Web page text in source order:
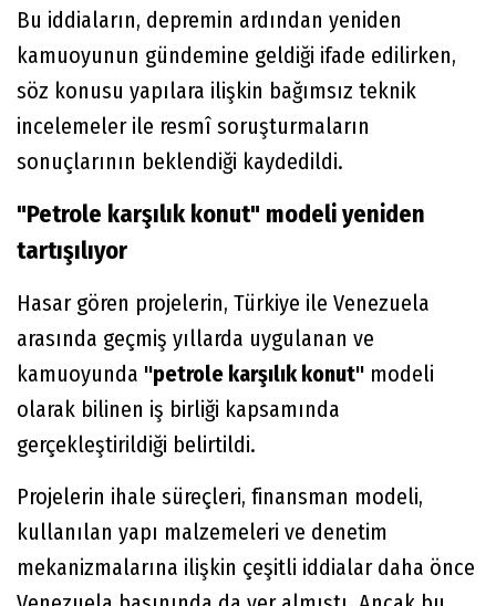
Bu iddiaların, depremin ardından yeniden
kamuoyunun gündemine geldiği ifade edilirken,
söz konusu yapılara ilişkin bağımsız teknik
incelemeler ile resmî soruşturmaların
sonuçlarının beklendiği kaydedildi.
"Petrole karşılık konut" modeli yeniden
tartışılıyor
Hasar gören projelerin, Türkiye ile Venezuela
arasında geçmiş yıllarda uygulanan ve
kamuoyunda "petrole karşılık konut" modeli
olarak bilinen iş birliği kapsamında
gerçekleştirildiği belirtildi.
Projelerin ihale süreçleri, finansman modeli,
kullanılan yapı malzemeleri ve denetim
mekanizmalarına ilişkin çeşitli iddialar daha önce